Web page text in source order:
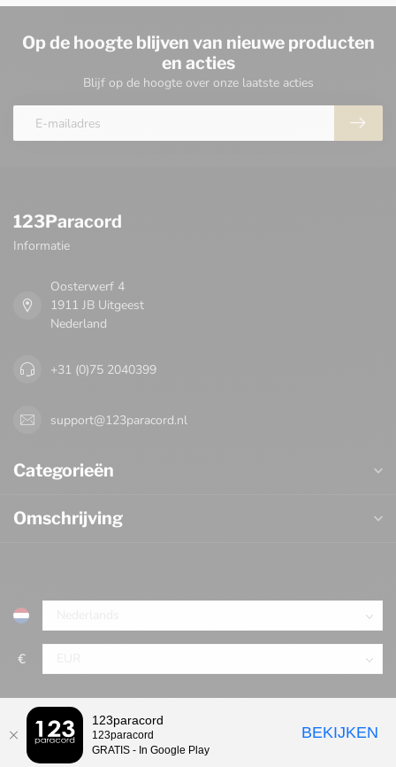
Op de hoogte blijven van nieuwe producten
en acties
Blijf op de hoogte over onze laatste acties
123Paracord
Informatie
Oosterwerf 4
1911 JB Uitgeest
Nederland
+31 (0)75 2040399
support@123paracord.nl
Categorieën
Omschrijving
€
123paracord
123paracord
GRATIS - In Google Play
BEKIJKEN